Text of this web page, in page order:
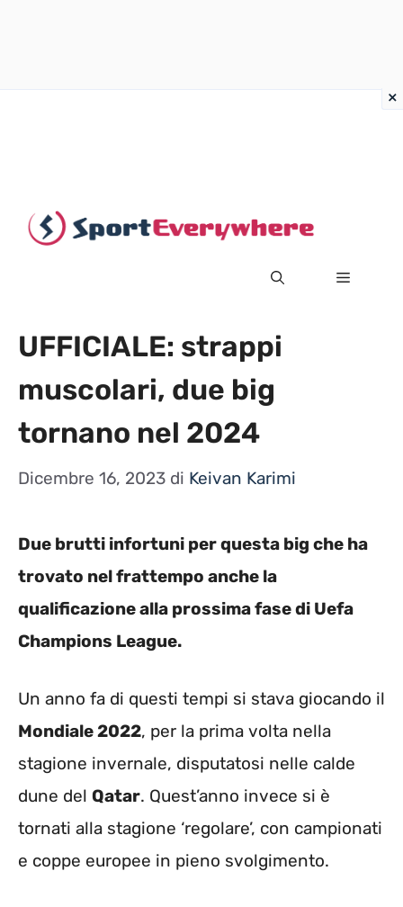
MENU
UFFICIALE: strappi
muscolari, due big
tornano nel 2024
Dicembre 16, 2023 di Keivan Karimi
Due brutti infortuni per questa big che ha
trovato nel frattempo anche la
qualificazione alla prossima fase di Uefa
Champions League.
Un anno fa di questi tempi si stava giocando il
Mondiale 2022, per la prima volta nella
stagione invernale, disputatosi nelle calde
dune del Qatar. Quest’anno invece si è
tornati alla stagione ‘regolare’, con campionati
e coppe europee in pieno svolgimento.